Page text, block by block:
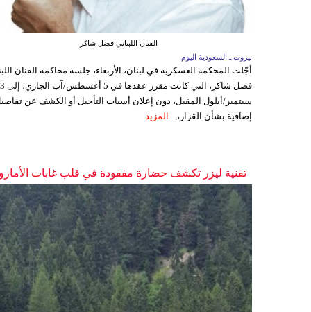
الفنان اللبناني فضل شاكر
بيروت ـ السعودية اليوم
أجّلت المحكمة العسكرية في لبنان، الأربعاء، جلسة محاكمة الفنان
فضل شاكر، التي
سبتمبر/أيلول المقبل، دون إعلان أسباب التأجيل أو الكشف عن
إضافية بشأن القرار، ... المزيد
تقنية ليزر تكشف حضارة مفقودة في قلب غابات